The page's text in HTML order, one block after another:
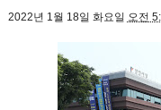
2022년 1월 18일 화요일 오전